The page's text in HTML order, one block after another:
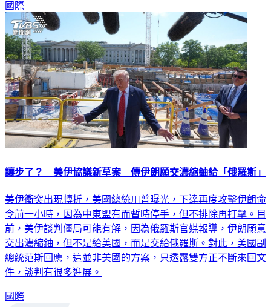
國際
讓步了？ 美伊協議新草案 傳伊朗願交濃縮鈾給「俄羅斯」
美伊衝突出現轉折，美國總統川普曝光，下達再度攻擊伊朗命
令前一小時，因為中東盟有而暫時停手，但不排除再打擊。目
前，美伊談判僵局可能有解，因為俄羅斯官媒報導，伊朗願意
交出濃縮鈾，但不是給美國，而是交給俄羅斯。對此，美國副
總統范斯回應，這並非美國的方案，只透露雙方正不斷來回文
件，談判有很多進展。
國際